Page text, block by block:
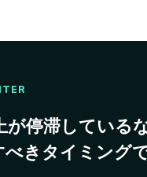
停滞している
きタイミング